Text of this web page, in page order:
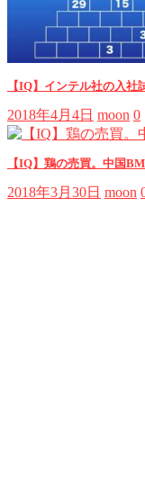
【IQ】インテル社の入
2018年4月4日 moon 0
【IQ】鶏の売買。中国
2018年3月30日 moon